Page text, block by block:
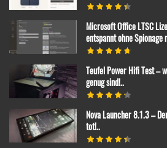
Microsoft Office LTSC
entspannt ohne Spionage
Teufel Power Hifi Test –
genug sind!..
Nova Launcher 8.1.3 –
tot!..